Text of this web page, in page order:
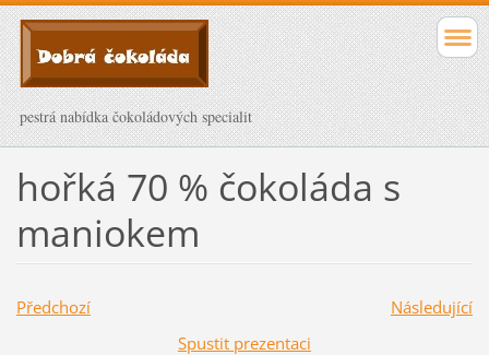
pestrá nabídka čokoládových specialit
hořká 70 % čokoláda s
maniokem
Předchozí
Následující
Spustit prezentaci